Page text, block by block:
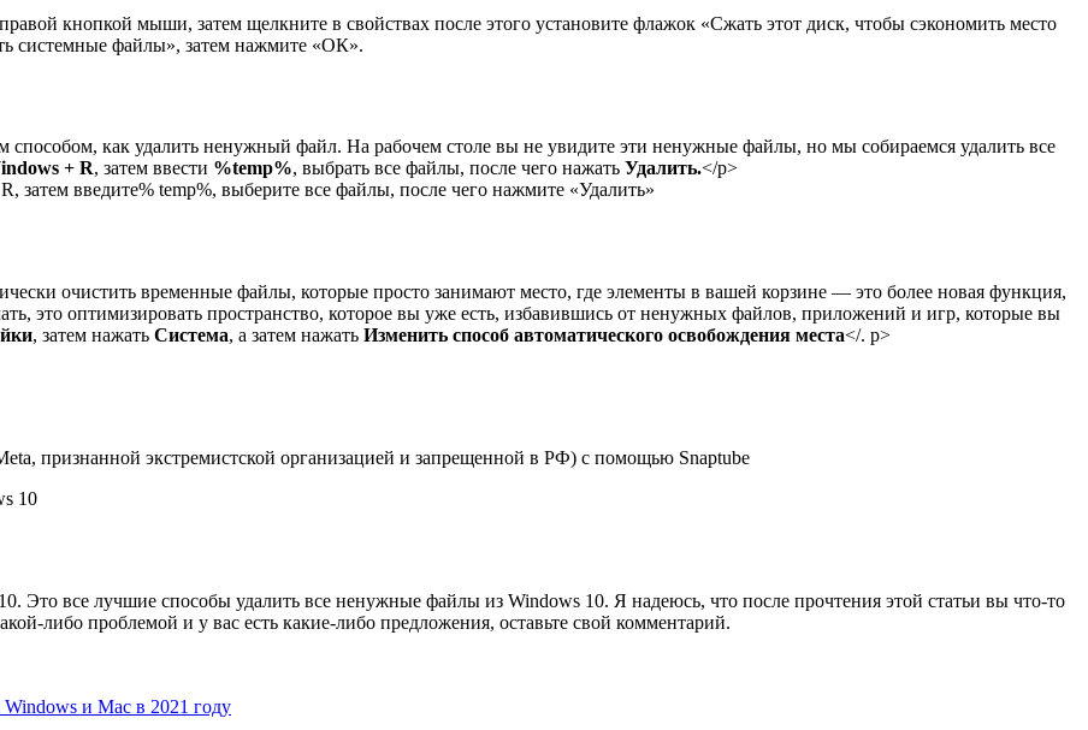
кнопкой мыши, затем щелкните в свойствах после этого установите флажок «Сжать этот диск, чтобы сэкономить место
системные файлы», затем нажмите «ОК».
как удалить ненужный файл. На рабочем столе вы не увидите эти ненужные файлы, но мы собираемся удалить все
+ R, затем ввести %temp%, выбрать все файлы, после чего нажать Удалить.</р>
затем введите% temp%, выберите все файлы, после чего нажмите «Удалить»
очистить временные файлы, которые просто занимают место, где элементы в вашей корзине — это более новая функция,
это оптимизировать пространство, которое вы уже есть, избавившись от ненужных файлов, приложений и игр, которые вы
, затем нажать Система, а затем нажать Изменить способ автоматического освобождения места</. p>
признанной экстремистской организацией и запрещенной в РФ) с помощью Snaptube
10
Это все лучшие способы удалить все ненужные файлы из Windows 10. Я надеюсь, что после прочтения этой статьи вы что-то
либо проблемой и у вас есть какие-либо предложения, оставьте свой комментарий.
и Mac в 2021 году